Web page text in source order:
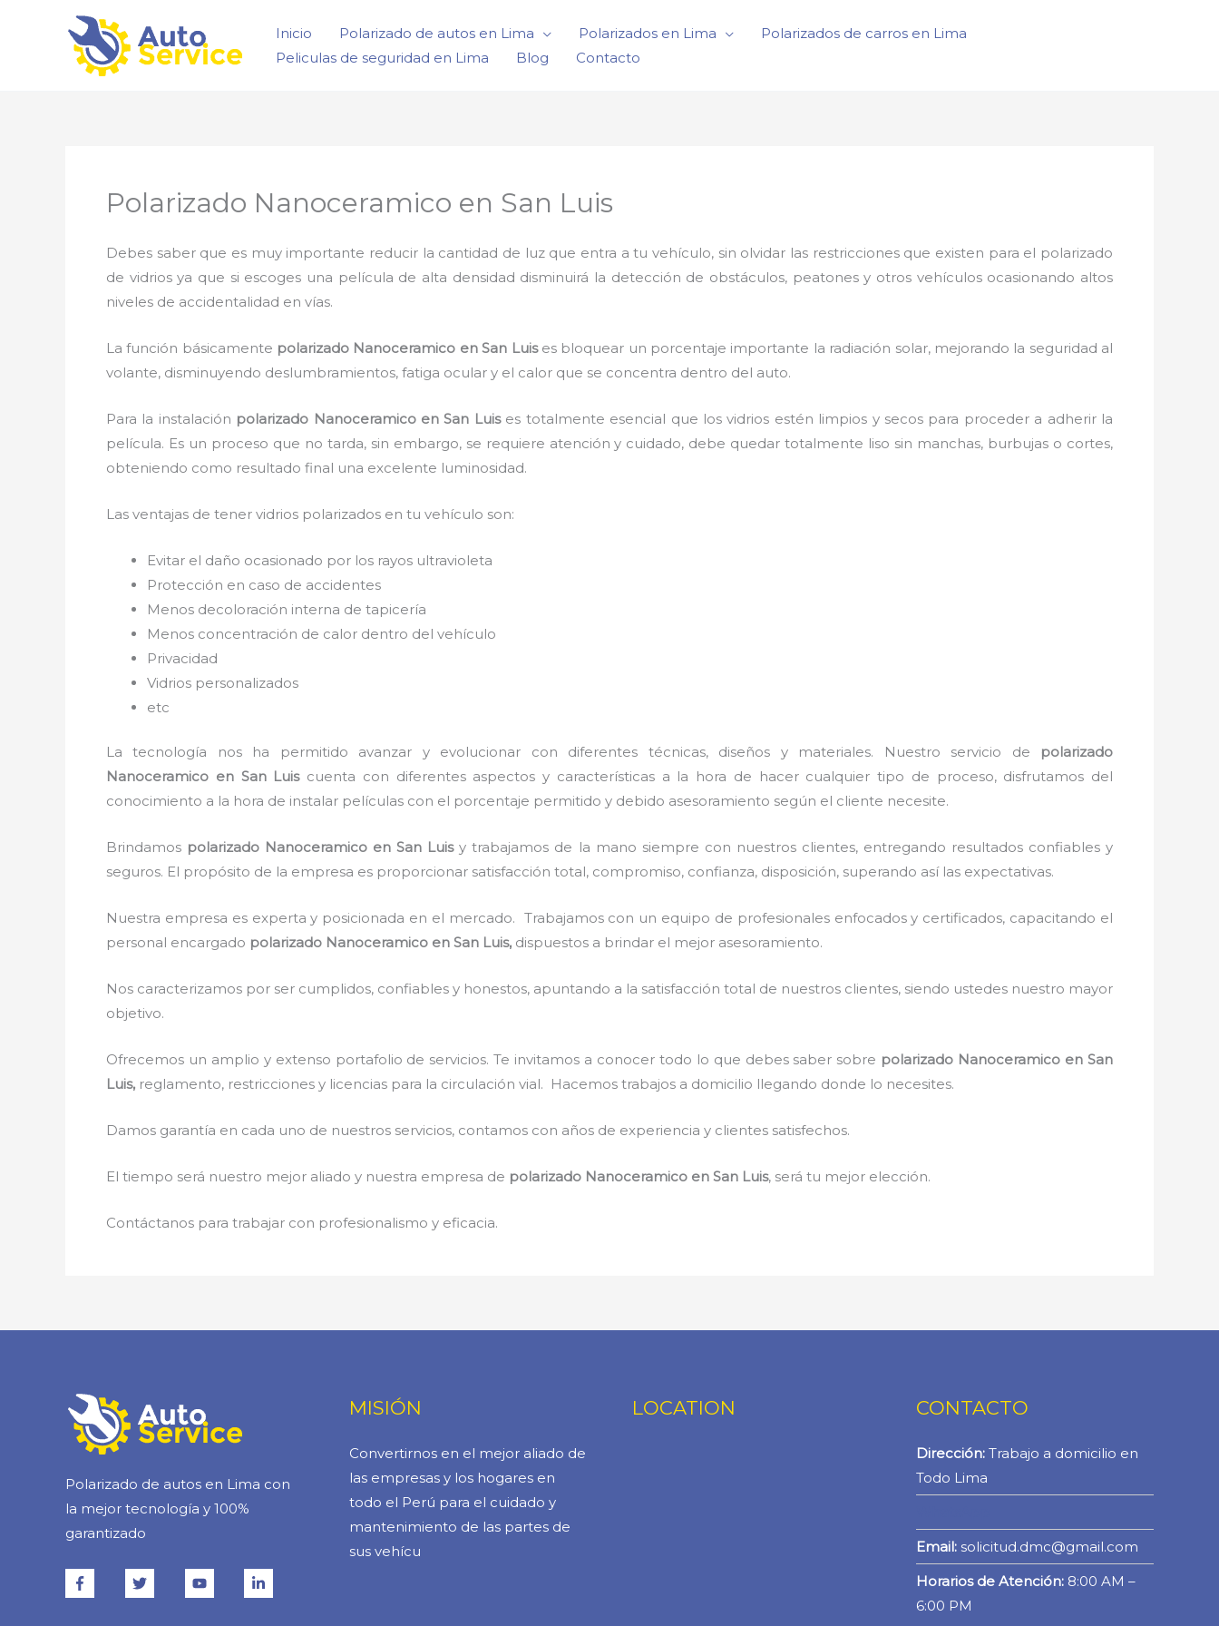
Inicio Polarizado de autos en Lima Polarizados en Lima
Polarizados de carros en Lima
Peliculas de seguridad en Lima
Blog Contacto
Polarizado Nanoceramico en San Luis
Debes saber que es muy importante reducir la cantidad de luz que entra a tu vehículo, sin olvidar las restricciones que existen para el polarizado
de vidrios ya que si escoges una película de alta densidad disminuirá la detección de obstáculos, peatones y otros vehículos ocasionando altos
niveles de accidentalidad en vías.
La función básicamente polarizado Nanoceramico en San Luis es bloquear un porcentaje importante la radiación solar, mejorando la seguridad al
volante, disminuyendo deslumbramientos, fatiga ocular y el calor que se concentra dentro del auto.
Para la instalación polarizado Nanoceramicoen San Luis es totalmente esencial que los vidrios estén limpios y secos para proceder a adherir la
película. Es un proceso que no tarda, sin embargo, se requiere atención y cuidado, debe quedar totalmente liso sin manchas, burbujas o cortes,
obteniendo como resultado final una excelente luminosidad.
Las ventajas de tener vidrios polarizados en tu vehículo son:
Evitar el daño ocasionado por los rayos ultravioleta
Protección en caso de accidentes
Menos decoloración interna de tapicería
Menos concentración de calor dentro del vehículo
Privacidad
Vidrios personalizados
etc
La tecnología nos ha permitido avanzar y evolucionar con diferentes técnicas, diseños y materiales. Nuestro servicio de polarizado
Nanoceramico en San Luiscuenta con diferentes aspectos y características a la hora de hacer cualquier tipo de proceso, disfrutamos del
conocimiento a la hora de instalar películas con el porcentaje permitido y debido asesoramiento según el cliente necesite.
Brindamos polarizado Nanoceramico en San Luisy trabajamos de la mano siempre con nuestros clientes, entregando resultados confiables y
seguros. El propósito de la empresa es proporcionar satisfacción total, compromiso, confianza, disposición, superando así las expectativas.
Nuestra empresa es experta y posicionada en el mercado. Trabajamos con un equipo de profesionales enfocados y certificados, capacitando el
personal encargado polarizado Nanoceramico en San Luis, dispuestos a brindar el mejor asesoramiento.
Nos caracterizamos por ser cumplidos, confiables y honestos, apuntando a la satisfacción total de nuestros clientes, siendo ustedes nuestro mayor
objetivo.
Ofrecemos un amplio y extenso portafolio de servicios. Te invitamos a conocer todo lo que debes saber sobre polarizado Nanoceramico en San
Luis, reglamento, restricciones y licencias para la circulación vial. Hacemos trabajos a domicilio llegando donde lo necesites.
Damos garantía en cada uno de nuestros servicios, contamos con años de experiencia y clientes satisfechos.
El tiempo será nuestro mejor aliado y nuestra empresa de polarizado Nanoceramico en San Luis, será tu mejor elección.
Contáctanos para trabajar con profesionalismo y eficacia.
Polarizado de autos en Lima con
la mejor tecnología y 100%
garantizado
MISIÓN
Convertirnos en el mejor aliado de
las empresas y los hogares en
todo el Perú para el cuidado y
mantenimiento de las partes de
sus vehícu
LOCATION CONTACTO
Dirección:Trabajo a domicilio en
Todo Lima
Email: solicitud.dmc@gmail.com
Horarios de Atención:8:00 AM –
6:00 PM